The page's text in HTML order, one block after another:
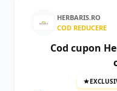
HERBARIS.RO
COD REDUCERE
Cod cupon